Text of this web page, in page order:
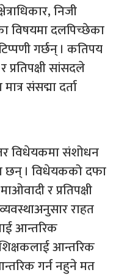
निजी
विषयमा दलपिच्छेका
गर्छन् । कतिपय
सांसदले
संसद्मा दर्ता
विधेयकमा संशोधन
छन् । विधेयकको दफा
र प्रतिपक्षी
राहत
आन्तरिक
आन्तरिक
गर्न नहुने मत